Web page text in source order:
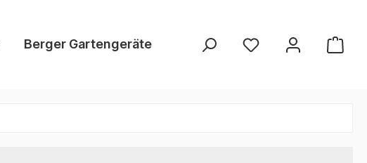
Berger Gartengeräte Mairol Dünger